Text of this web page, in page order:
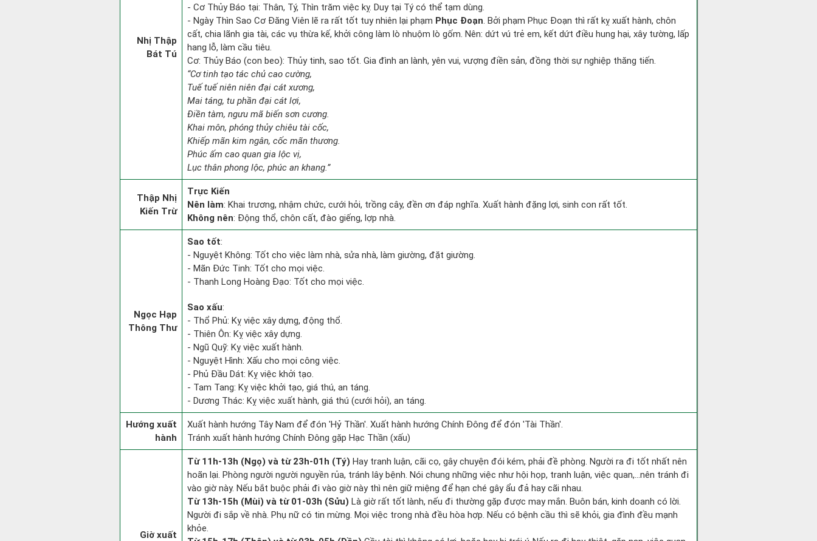
Nhị Thập
Bát Tú
- Cơ Thủy Báo tại: Thân, Tý, Thìn trăm việc kỵ. Duy tại Tý có thể tạm dùng.
- Ngày Thìn Sao Cơ Đăng Viên lẽ ra rất tốt tuy nhiên lại phạm Phục Đoạn. Bởi phạm Phục Đoạn thì rất kỵ xuất hành, chôn
cất, chia lãnh gia tài, các vụ thừa kế, khởi công làm lò nhuộm lò gốm. Nên: dứt vú trẻ em, kết dứt điều hung hại, xây tường, lấp
hang lỗ, làm cầu tiêu.
Cơ: Thủy Báo (con beo): Thủy tinh, sao tốt. Gia đình an lành, yên vui, vượng điền sản, đồng thời sự nghiệp thăng tiến.
“Cơ tinh tạo tác chủ cao cường,
Tuế tuế niên niên đại cát xương,
Mai táng, tu phần đại cát lợi,
Điền tàm, ngưu mã biến sơn cương.
Khai môn, phóng thủy chiêu tài cốc,
Khiếp mãn kim ngân, cốc mãn thương.
Phúc ấm cao quan gia lộc vị,
Lục thân phong lộc, phúc an khang.”
Thập Nhị
Kiến Trừ
Trực Kiến
Nên làm: Khai trương, nhậm chức, cưới hỏi, trồng cây, đền ơn đáp nghĩa. Xuất hành đặng lợi, sinh con rất tốt.
Không nên: Động thổ, chôn cất, đào giếng, lợp nhà.
Ngọc Hạp
Thông Thư
Sao tốt:
- Nguyệt Không: Tốt cho việc làm nhà, sửa nhà, làm giường, đặt giường.
- Mãn Đức Tinh: Tốt cho mọi việc.
- Thanh Long Hoàng Đạo: Tốt cho mọi việc.
Sao xấu:
- Thổ Phủ: Kỵ việc xây dựng, động thổ.
- Thiên Ôn: Kỵ việc xây dựng.
- Ngũ Quỹ: Kỵ việc xuất hành.
- Nguyệt Hình: Xấu cho mọi công việc.
- Phủ Đầu Dát: Kỵ việc khởi tạo.
- Tam Tang: Kỵ việc khởi tạo, giá thú, an táng.
- Dương Thác: Kỵ việc xuất hành, giá thú (cưới hỏi), an táng.
Hướng xuất
hành
Xuất hành hướng Tây Nam để đón 'Hỷ Thần'. Xuất hành hướng Chính Đông để đón 'Tài Thần'.
Tránh xuất hành hướng Chính Đông gặp Hạc Thần (xấu)
Giờ xuất
Từ 11h-13h (Ngọ) và từ 23h-01h (Tý) Hay tranh luận, cãi cọ, gây chuyện đói kém, phải đề phòng. Người ra đi tốt nhất nên
hoãn lại. Phòng người người nguyền rủa, tránh lây bệnh. Nói chung những việc như hội họp, tranh luận, việc quan,…nên tránh đi
vào giờ này. Nếu bắt buộc phải đi vào giờ này thì nên giữ miệng để hạn ché gây ẩu đả hay cãi nhau.
Từ 13h-15h (Mùi) và từ 01-03h (Sửu) Là giờ rất tốt lành, nếu đi thường gặp được may mắn. Buôn bán, kinh doanh có lời.
Người đi sắp về nhà. Phụ nữ có tin mừng. Mọi việc trong nhà đều hòa hợp. Nếu có bệnh cầu thì sẽ khỏi, gia đình đều mạnh
khỏe.